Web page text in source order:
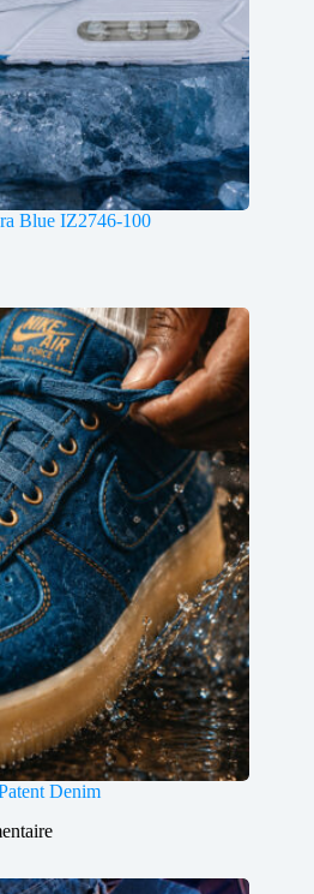
Blue IZ2746-100
Denim